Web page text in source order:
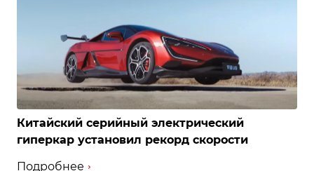
Китайский серийный электрический
гиперкар установил рекорд скорости
Подробнее